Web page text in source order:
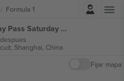
Formula 1Iniciar sesión
Chinese Grand Prix 2-Day Pass Saturday & Sunday Ticket Formula 1 entradas
Shanghai, China
Fijar mapa